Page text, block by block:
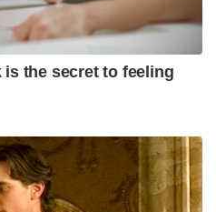
the secret to feeling